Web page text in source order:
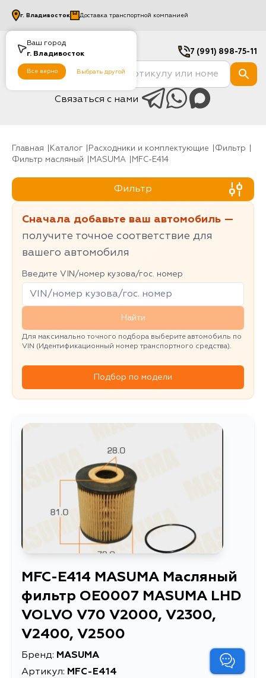
Ваш город
г. Владивосток
Все верно Выбрать другой
г. Владивосток Доставка транспортной компанией
7 (991) 898-75-11
Связаться с нами
Главная Каталог Расходники и комплектующие
фильтр
Фильтр масляный
MASUMA MFC-E414
Фильтр
Сначала добавьте ваш автомобиль —
получите точное соответствие для
вашего автомобиля
Введите VIN/номер кузова/гос. номер
Найти
Для максимально точного подбора выберите автомобиль по
VIN (Идентификационный номер транспортного средства).
Подбор по модели
MFC-E414 MASUMA Масляный
фильтр OE0007 MASUMA LHD
VOLVO V70 V2000, V2300,
V2400, V2500
Бренд: MASUMA
Артикул: MFC-E414